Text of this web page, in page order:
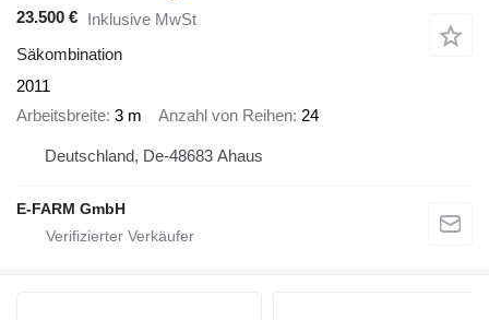
23.500 € Inklusive MwSt
Säkombination
2011
Arbeitsbreite 3 m Anzahl von Reihen 24
Deutschland, De-48683 Ahaus
E-FARM GmbH